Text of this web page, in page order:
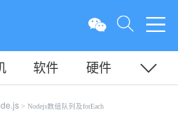
软件
硬件
> Nodejs数组队列及forEach